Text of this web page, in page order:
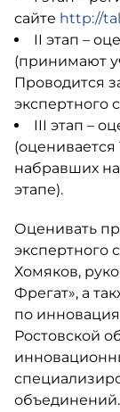
сайте http://
II этап –
(принимают
Проводится
экспертного
III этап –
(оценивается
набравших
этапе).
Оценивать
экспертного
Хомяков,
Фрегат», а
по
Ростовской